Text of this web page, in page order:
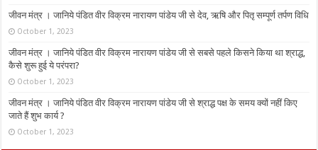
जीवन मंत्र । जानिये पंडित वीर विक्रम नारायण पांडेय जी से देव, ऋषि और पितृ सम्पूर्ण तर्पण विधि
October 1, 2023
जीवन मंत्र । जानिये पंडित वीर विक्रम नारायण पांडेय जी से सबसे पहले किसने किया था श्राद्ध,
कैसे शुरू हुई ये परंपरा?
October 1, 2023
जीवन मंत्र । जानिये पंडित वीर विक्रम नारायण पांडेय जी से श्राद्ध पक्ष के समय क्यों नहीं किए
जाते हैं शुभ कार्य ?
October 1, 2023